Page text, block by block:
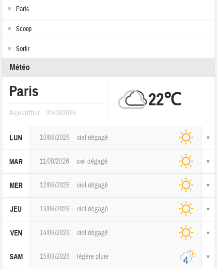
Paris
Scoop
Sortir
Météo
Paris
Aujourd'hui 09/08/2026
22℃
LUN 10/08/2026 ciel dégagé
MAR 11/08/2026 ciel dégagé
MER 12/08/2026 ciel dégagé
JEU 13/08/2026 ciel dégagé
VEN 14/08/2026 ciel dégagé
SAM 15/08/2026 légère pluie